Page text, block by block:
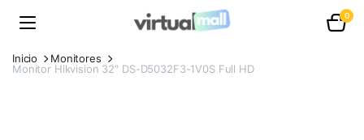
0
Inicio
Monitores
Monitor Hikvision 32″ DS-D5032F3-1V0S Full HD